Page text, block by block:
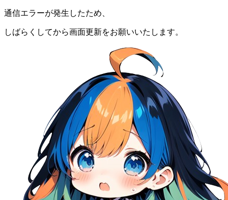
通信エラーが発生したため、
しばらくしてから画面更新をお願いいたします。